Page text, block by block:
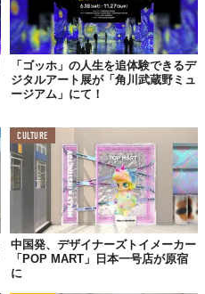
「ゴッホ」の人生を追体験できるデ
ジタルアート展が「角川武蔵野ミュ
ージアム」にて！
CULTURE
中国発、デザイナーズトイメーカー
「POP MART」日本一号店が原宿
に